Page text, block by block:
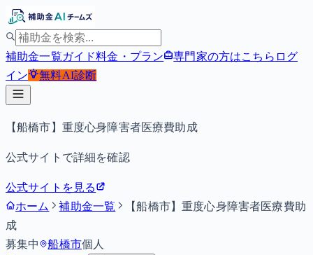
補助金一覧ガイド料金・プラン 専門家の方はこちら ログ
イン
無料AI診断
【船橋市】重度心身障害者医療費助成
公式サイトで詳細を確認
公式サイトを見る
ホーム
補助金一覧
【船橋市】重度心身障害者医療費助
成
募集中
船橋市個人